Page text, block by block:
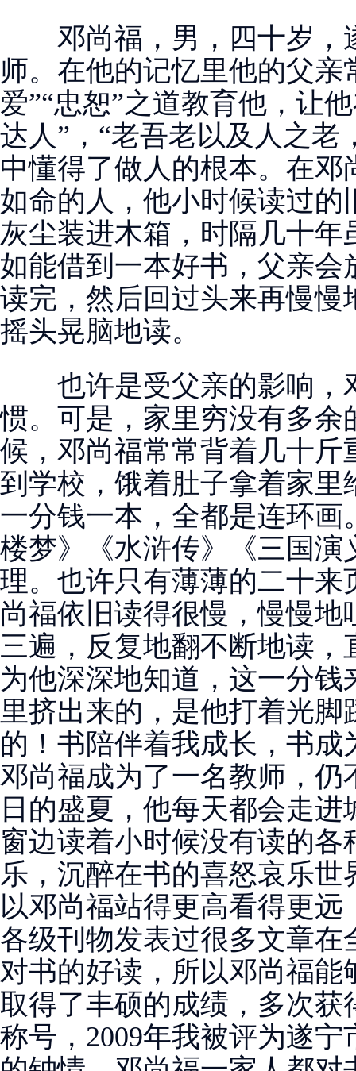
邓尚福，男，四十岁，
师。在他的记忆里他的父亲
爱”“忠恕”之道教育他，让
达人”，“老吾老以及人之老
中懂得了做人的根本。在
如命的人，他小时候读过
灰尘装进木箱，时隔几十
如能借到一本好书，父亲
读完，然后回过头来再慢
摇头晃脑地读。
也许是受父亲的影响，
惯。可是，家里穷没有多
候，邓尚福常常背着几十
到学校，饿着肚子拿着家
一分钱一本，全都是连环
楼梦》《水浒传》《三国
理。也许只有薄薄的二十
尚福依旧读得很慢，慢慢
三遍，反复地翻不断地读
为他深深地知道，这一分
里挤出来的，是他打着光
的！书陪伴着我成长，书
邓尚福成为了一名教师，
日的盛夏，他每天都会走
窗边读着小时候没有读的
乐，沉醉在书的喜怒哀乐
以邓尚福站得更高看得更
各级刊物发表过很多文章
对书的好读，所以邓尚福
取得了丰硕的成绩，多次
称号，2009年我被评为遂